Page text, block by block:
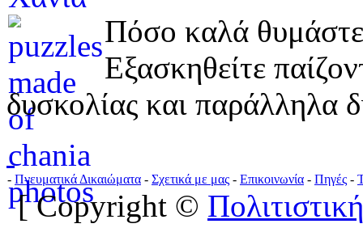
Πόσο καλά
Εξασκηθείτε
δυσκολίας και παράλληλα
- Πνευματικά Δικαιώματα - Σχετικά με μας - Επικοινωνία - Πηγές -
[ Copyright ©